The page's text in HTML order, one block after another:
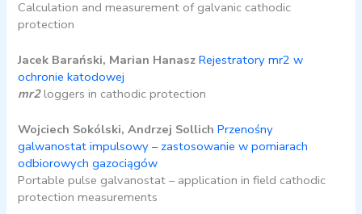
Calculation and measurement of galvanic cathodic
protection
Jacek Barański, Marian Hanasz Rejestratory mr2 w
ochronie katodowej
mr2 loggers in cathodic protection
Wojciech Sokólski, Andrzej Sollich Przenośny
galwanostat impulsowy – zastosowanie w pomiarach
odbiorowych gazociągów
Portable pulse galvanostat – application in field cathodic
protection measurements